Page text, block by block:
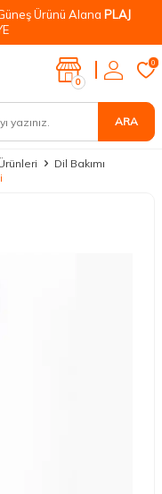
Ürünü Alana PLAJ
ARA
0
0
Dil Bakımı